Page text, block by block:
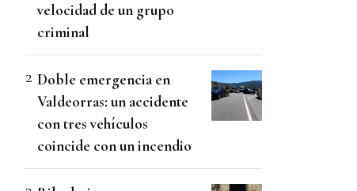
velocidad de un grupo
criminal
Doble emergencia en
Valdeorras: un accidente
con tres vehículos
coincide con un incendio